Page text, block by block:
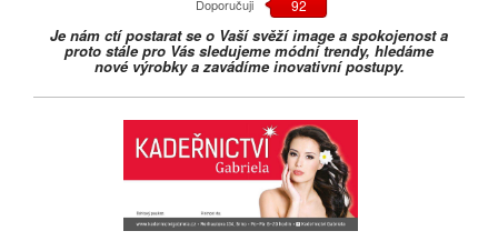
Doporučuji 92
Je nám ctí postarat se o Vaší svěží image a spokojenost a
proto stále pro Vás sledujeme módní trendy, hledáme
nové výrobky a zavádíme inovativní postupy.